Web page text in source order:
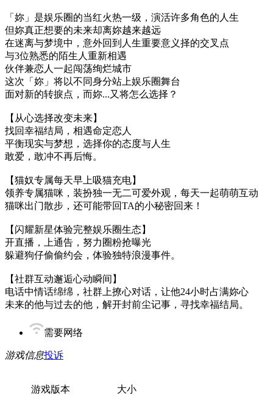
「妳」是娱乐圈的当红火热一级，演活许多角色的人生
但妳真正想要的未来却离妳越来越远
在迷离与梦境中，意外回到人生重要意义择的交叉点
与3位熟悉的陌生人重新相遇
伙伴兼恋人一起闯荡绚烂城市
这次「妳」将以不同身分站上娱乐圈舞台
面对新的转捩点，而妳...又将怎么选择？
【从心选择改变未来】
找回幸福结局，相遇命定恋人
平衡现实与梦想，选择你的态度与人生
敢爱，敢冲不再后悔。
【猫奴专属每天早上吸猫充电】
领养专属猫咪，装扮独一无二可爱外观，每天一起萌萌互动
猫咪出门散步，还可能带回TA的小秘密回来！
【闪耀新星体验完整娱乐圈生态】
开直播，上通告，努力圈粉抢曝光
躲避狗仔偷偷约会，体验独特浪漫事件。
【社群互动邂逅心动瞬间】
电话中情话绵绵，社群上撩心对话，让他24小时占满妳心
未来的他与过去的他，解开封前尘记事，寻找幸福结局。
需要网络
游戏信息投诉
游戏版本 大小